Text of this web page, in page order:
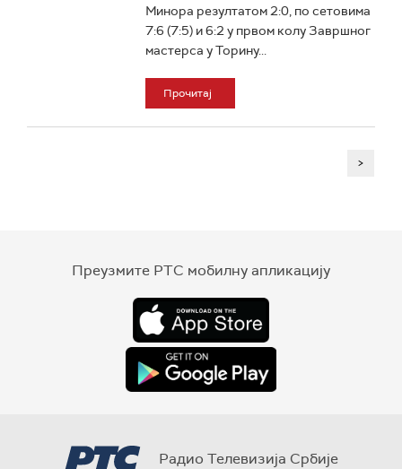
Минора резултатом 2:0, по сетовима
7:6 (7:5) и 6:2 у првом колу Завршног
мастерса у Торину...
Прочитај
>
Преузмите РТС мобилну апликацију
Радио Телевизија Србије